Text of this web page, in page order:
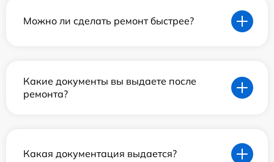
Можно ли сделать ремонт быстрее?
Какие документы вы выдаете после
ремонта?
Какая документация выдается?